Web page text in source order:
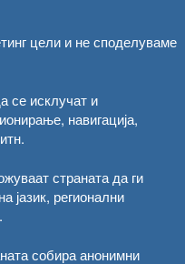
цели и не споделуваме
се исклучат и
навигација,
страната да ги
јазик, регионални
собира анонимни
БОЛЕСТИ КАЈ
НА
НА ХРАНА